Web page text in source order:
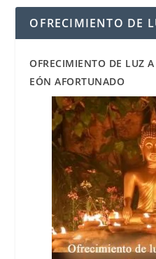
OFRECIMIENTO DE
OFRECIMIENTO DE LUZ
EÓN AFORTUNADO